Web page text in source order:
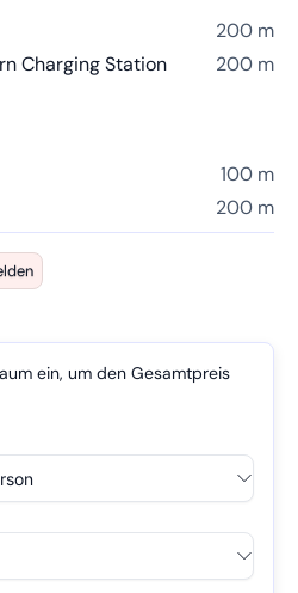
200 m
Charging Station
200 m
100 m
200 m
ein, um den Gesamtpreis